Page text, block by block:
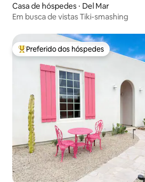
Casa de hóspedes ⋅ Del Mar
Em busca de vistas Tiki-smashing
Entre os melhores preferidos dos
Preferido dos hóspedes